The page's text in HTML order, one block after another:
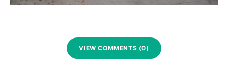
VIEW COMMENTS (0)